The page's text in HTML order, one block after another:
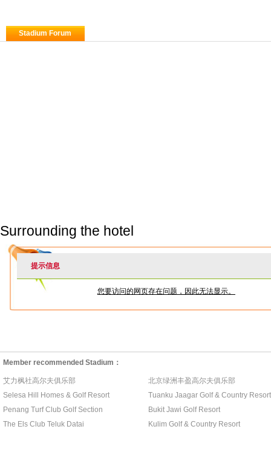
Stadium Forum
Surrounding the hotel
Member recommended Stadium：
艾力枫社高尔夫俱乐部
北京绿洲丰盈高尔夫俱乐部
Selesa Hill Homes & Golf Resort
Tuanku Jaagar Golf & Country Resort
Penang Turf Club Golf Section
Bukit Jawi Golf Resort
The Els Club Teluk Datai
Kulim Golf & Country Resort